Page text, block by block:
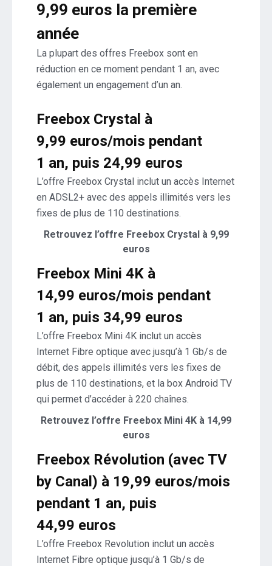
9,99 euros la première
année
La plupart des offres Freebox sont en
réduction en ce moment pendant 1 an, avec
également un engagement d’un an.
Freebox Crystal à
9,99 euros/mois pendant
1 an, puis 24,99 euros
L’offre Freebox Crystal inclut un accès Internet
en ADSL2+ avec des appels illimités vers les
fixes de plus de 110 destinations.
Retrouvez l’offre Freebox Crystal à 9,99
euros
Freebox Mini 4K à
14,99 euros/mois pendant
1 an, puis 34,99 euros
L’offre Freebox Mini 4K inclut un accès
Internet Fibre optique avec jusqu’à 1 Gb/s de
débit, des appels illimités vers les fixes de
plus de 110 destinations, et la box Android TV
qui permet d’accéder à 220 chaînes.
Retrouvez l’offre Freebox Mini 4K à 14,99
euros
Freebox Révolution (avec TV
by Canal) à 19,99 euros/mois
pendant 1 an, puis
44,99 euros
L’offre Freebox Revolution inclut un accès
Internet Fibre optique jusqu’à 1 Gb/s de